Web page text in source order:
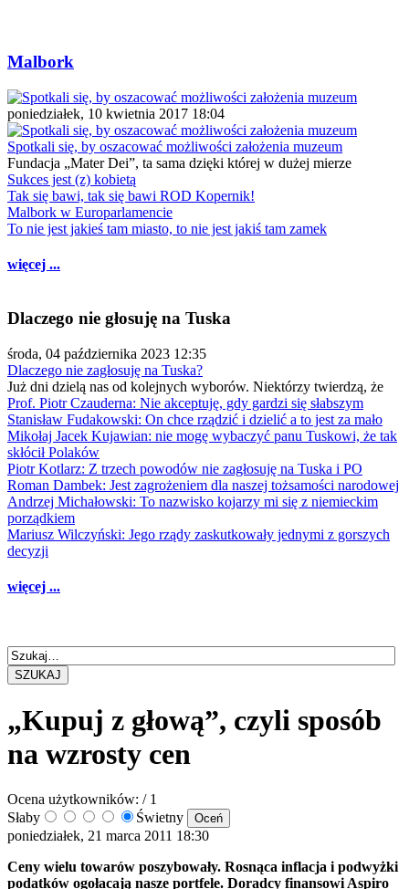
Malbork
poniedziałek, 10 kwietnia 2017 18:04
Spotkali się, by oszacować możliwości założenia muzeum
Fundacja „Mater Dei”, ta sama dzięki której w dużej mierze
Sukces jest (z) kobietą
Tak się bawi, tak się bawi ROD Kopernik!
Malbork w Europarlamencie
To nie jest jakieś tam miasto, to nie jest jakiś tam zamek
więcej ...
Dlaczego nie głosuję na Tuska
środa, 04 października 2023 12:35
Dlaczego nie zagłosuję na Tuska?
Już dni dzielą nas od kolejnych wyborów. Niektórzy twierdzą, że
Prof. Piotr Czauderna: Nie akceptuję, gdy gardzi się słabszym
Stanisław Fudakowski: On chce rządzić i dzielić a to jest za mało
Mikołaj Jacek Kujawian: nie mogę wybaczyć panu Tuskowi, że tak
skłócił Polaków
Piotr Kotlarz: Z trzech powodów nie zagłosuję na Tuska i PO
Roman Dambek: Jest zagrożeniem dla naszej tożsamości narodowej
Andrzej Michałowski: To nazwisko kojarzy mi się z niemieckim
porządkiem
Mariusz Wilczyński: Jego rządy zaskutkowały jednymi z gorszych
decyzji
więcej ...
SZUKAJ
„Kupuj z głową”, czyli sposób
na wzrosty cen
Ocena użytkowników: / 1
Słaby
Świetny
poniedziałek, 21 marca 2011 18:30
Ceny wielu towarów poszybowały. Rosnąca inflacja i podwyżki
podatków ogołacają nasze portfele. Doradcy finansowi Aspiro